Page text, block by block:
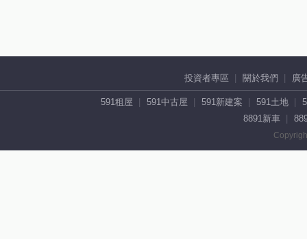
投資者專區 關於我們 廣
591租屋 591中古屋 591新建案 591土地
8891新車